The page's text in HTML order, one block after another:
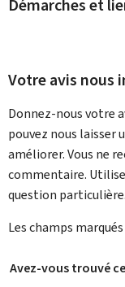
Démarches et
Votre avis nous
Donnez-nous votre
pouvez nous laisser
améliorer. Vous ne
commentaire.
question particulière.
Les champs
Avez-vous trouvé